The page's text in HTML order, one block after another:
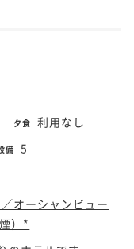
夕食 利用なし
備 5
オーシャンビュー
）*